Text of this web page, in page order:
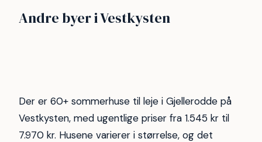
Andre byer i Vestkysten
249 173
Henne strand Søndervig
Der er 60+ sommerhuse til leje i Gjellerodde på
Vestkysten, med ugentlige priser fra 1.545 kr til
7.970 kr. Husene varierer i størrelse, og det